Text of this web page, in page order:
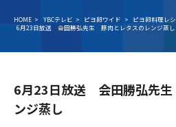
ラジオ
Radio
HOME > YBCテレビ > ピヨ卵ワイド > ピヨ卵料理レ
6月23日放送 会田勝弘先生 豚肉とレタスのレンジ蒸し
6月23日放送 会田勝弘先
ンジ蒸し